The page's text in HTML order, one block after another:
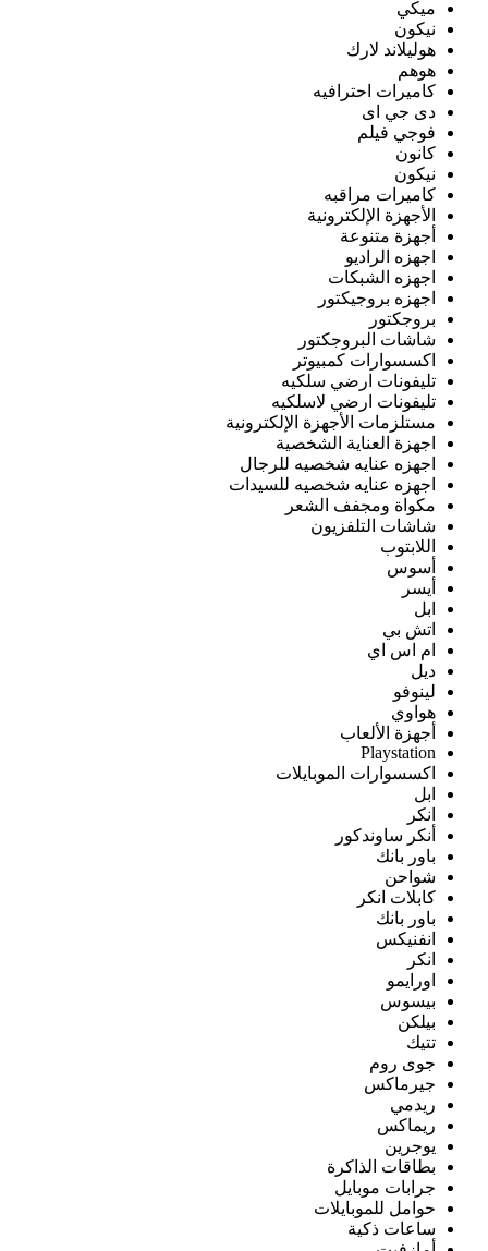
ميكي
نيكون
هوليلاند لارك
هوهم
كاميرات احترافيه
دى جي اى
فوجي فيلم
كانون
نيكون
كاميرات مراقبه
الأجهزة الإلكترونية
أجهزة متنوعة
اجهزه الراديو
اجهزه الشبكات
اجهزه بروجيكتور
بروجكتور
شاشات البروجكتور
اكسسوارات كمبيوتر
تليفونات ارضي سلكيه
تليفونات ارضي لاسلكيه
مستلزمات الأجهزة الإلكترونية
اجهزة العناية الشخصية
اجهزه عنايه شخصيه للرجال
اجهزه عنايه شخصيه للسيدات
مكواة ومجفف الشعر
شاشات التلفزيون
اللابتوب
أسوس
أيسر
ابل
اتش بي
ام اس اي
ديل
لينوفو
هواوي
أجهزة الألعاب
Playstation
اكسسوارات الموبايلات
ابل
انكر
أنكر ساوندكور
باور بانك
شواحن
كابلات انكر
باور بانك
انفنيكس
انكر
اورايمو
بيسوس
بيلكن
تتيك
جوى روم
جيرماكس
ريدمي
ريماكس
يوجرين
بطاقات الذاكرة
جرابات موبايل
حوامل للموبايلات
ساعات ذكية